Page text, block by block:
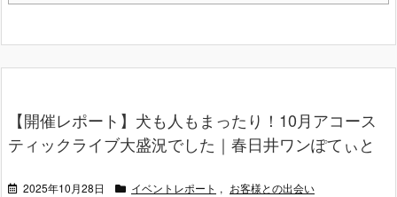
【開催レポート】犬も人もまったり！10月アコース
ティックライブ大盛況でした｜春日井ワンぽてぃと
2025年10月28日 イベントレポート , お客様との出会い